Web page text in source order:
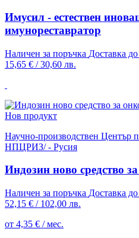
Имусил - естествен
имунореставратор
Наличен за поръчка Доставка
15,65 € / 30,60 лв.
Нов продукт
Научно-производствен Център
НПЦРИЗ/ - Русия
Индозин ново средство
Наличен за поръчка Доставка
52,15 € / 102,00 лв.
от 4,35 € / мес.